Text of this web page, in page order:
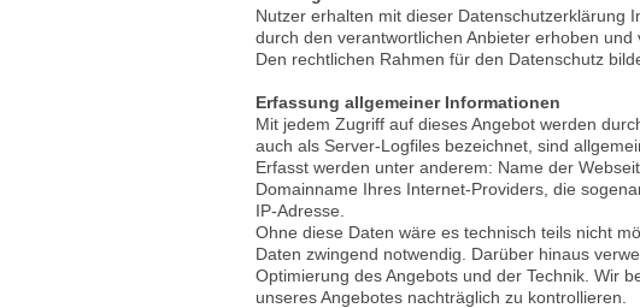
Nutzer erhalten mit dieser Datenschutzerklärung
durch den verantwortlichen Anbieter erhoben und
Den rechtlichen Rahmen für den Datenschutz
Erfassung allgemeiner Informationen
Mit jedem Zugriff auf dieses Angebot werden
auch als Server-Logfiles bezeichnet, sind
Erfasst werden unter anderem: Name der
Domainname Ihres Internet-Providers, die
IP-Adresse.
Ohne diese Daten wäre es technisch teils nicht
Daten zwingend notwendig. Darüber hinaus
Optimierung des Angebots und der Technik. Wir
unseres Angebotes nachträglich zu kontrollieren.